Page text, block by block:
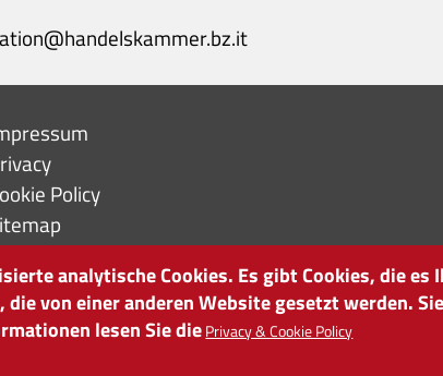
footer
Policy
Einstellungen
analytische Cookies. Es gibt Cookies, die es
von einer anderen Website gesetzt werden.
lesen Sie diePrivacy & Cookie Policy